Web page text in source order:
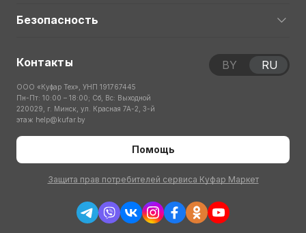
Безопасность
Контакты
ООО «Куфар Тех», УНП 191767445
Пн-Пт: 10:00 – 18:00; Сб, Вс: Выходной
220029, г. Минск, ул. Красная 7А-2, 3-й
этаж help@kufar.by
Помощь
Защита прав потребителей сервиса Куфар Маркет
BY RU